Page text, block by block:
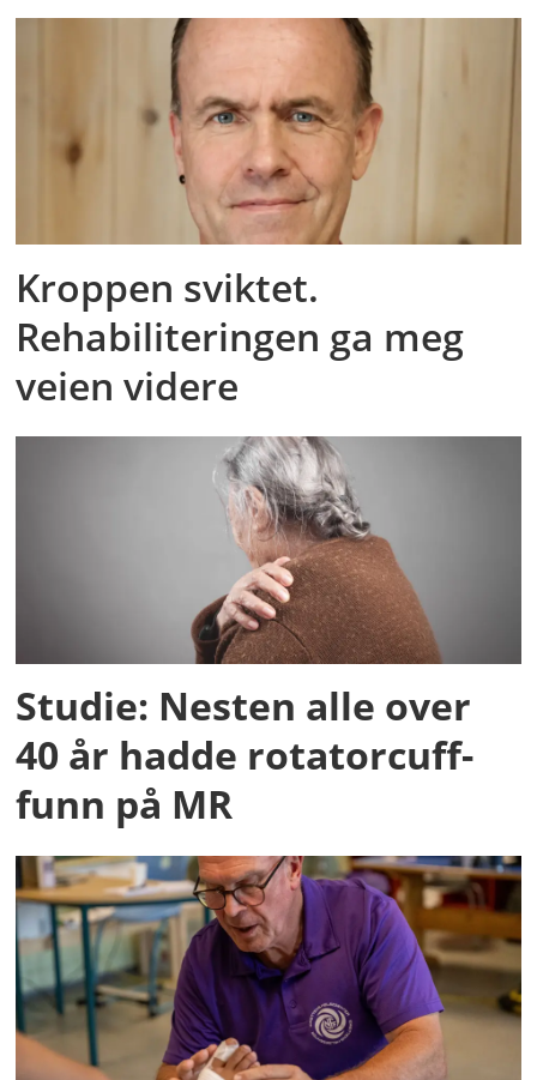
Kroppen sviktet.
Rehabiliteringen ga meg
veien videre
Studie: Nesten alle over
40 år hadde rotatorcuff-
funn på MR